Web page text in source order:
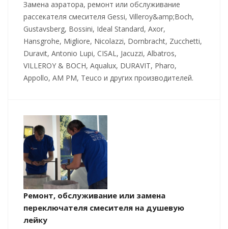
Замена аэратора, ремонт или обслуживание
рассекателя смесителя Gessi, Villeroy&amp;Boch,
Gustavsberg, Bossini, Ideal Standard, Axor,
Hansgrohe, Migliore, Nicolazzi, Dornbracht, Zucchetti,
Duravit, Antonio Lupi, CISAL, Jacuzzi, Albatros,
VILLEROY & BOCH, Aqualux, DURAVIT, Pharo,
Appollo, AM PM, Teuco и других производителей.
Ремонт, обслуживание или замена
переключателя смесителя на душевую
лейку